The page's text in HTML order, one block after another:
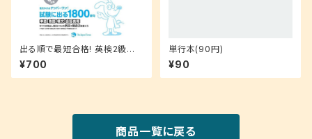
出る順で最短合格! 英検2級単
熟語EX
¥700
単行本(90円)
¥90
商品一覧に戻る